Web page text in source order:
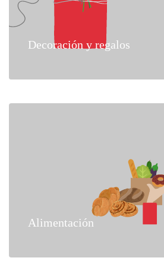
Decoración y regalos
Alimentación